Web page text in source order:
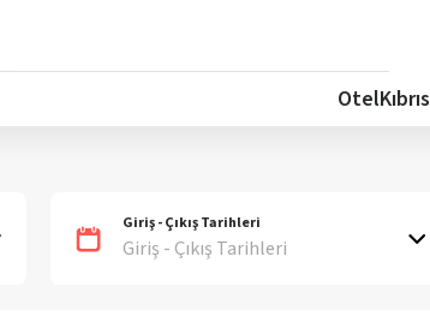
OtelKıbrıs
Giriş - Çıkış Tarihleri
Giriş - Çıkış Tarihleri